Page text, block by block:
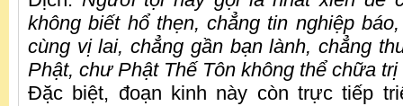
không biết hổ thẹn, chẳng tin nghiệp
cùng vị lai, chẳng gần bạn lành, chẳng
Phật, chư Phật Thế Tôn không thể chữa trị
Đặc biệt, đoạn kinh này còn trực tiếp